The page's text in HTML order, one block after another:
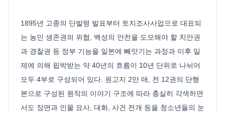
1895년 고종의 단발령 발표부터 토지조사사업으로 대표되
는 농민 생존권의 위협, 백성의 안전을 도모해야 할 치안권
과 경찰권 등 정부 기능을 일본에 빼앗기는 과정과 이후 일
제에 의해 핍박받는 약 40년의 흐름이 10년 단위로 나뉘어
모두 4부로 구성되어 있다. 원고지 2만 매, 전 12권의 단행
본으로 구성된 원작의 이야기 구조에 따라 충실히 각색하면
서도 장면과 인물 묘사, 대화, 사건 전개 등을 청소년들의 눈